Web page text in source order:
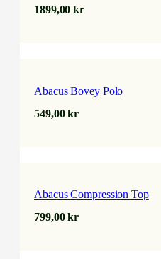
1899,00kr
Abacus Bovey Polo
549,00kr
Abacus Compression Top
799,00kr